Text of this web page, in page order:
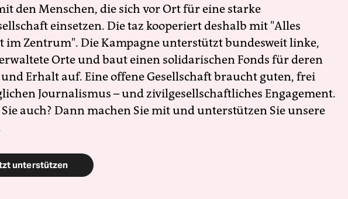
den Menschen, die sich vor Ort für eine starke
einsetzen. Die taz kooperiert deshalb mit "Alles
im Zentrum". Die Kampagne unterstützt bundesweit linke,
Orte und baut einen solidarischen Fonds für deren
Erhalt auf. Eine offene Gesellschaft braucht guten, frei
Journalismus – und zivilgesellschaftliches Engagement.
auch? Dann machen Sie mit und unterstützen Sie unsere
unterstützen